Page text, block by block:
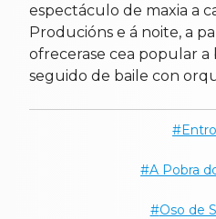
espectáculo de maxia a
Producións e á noite, a
ofrecerase cea popular a
seguido de baile con
A Pobra
Oso de